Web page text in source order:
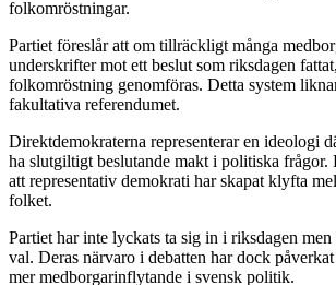
folkomröstningar.
Partiet föreslår att om tillräckligt många
underskrifter mot ett beslut som riksdagen
folkomröstning genomföras. Detta system
fakultativa referendumet.
Direktdemokraterna representerar en ideologi
ha slutgiltigt beslutande makt i politiska frågor.
att representativ demokrati har skapat klyfta
folket.
Partiet har inte lyckats ta sig in i riksdagen
val. Deras närvaro i debatten har dock
mer medborgarinflytande i svensk politik.